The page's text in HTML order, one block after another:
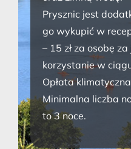
Prysznic jest
go wykupić w
– 15 zł za osobę
korzystanie w
Opłata
Minimalna liczba
to 3 noce.